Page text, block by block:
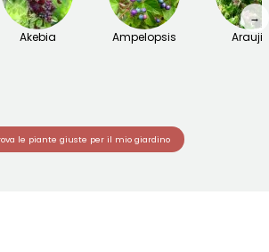
Akebia Ampelopsis
→
le piante giuste per il mio giardino